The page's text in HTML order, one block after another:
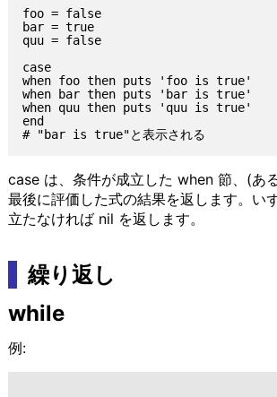
foo = false
bar = true
quu = false
case
when foo then puts 'foo is true'
when bar then puts 'bar is true'
when quu then puts 'quu is true'
end
case は、条件が成立した when 節、(あ
最後に評価した式の結果を返します。い
立たなければ nil を返します。
繰り返し
while
例: